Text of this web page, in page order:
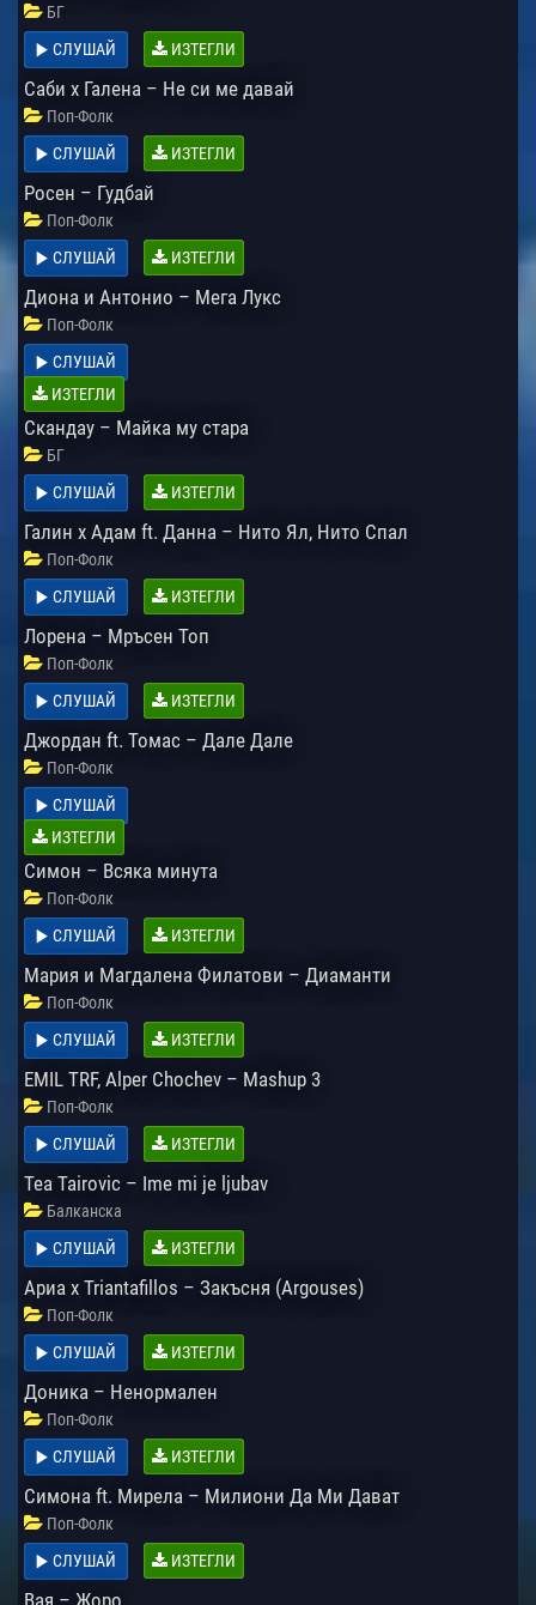
БГ
СЛУШАЙ
ИЗТЕГЛИ
Саби х Галена – Не си ме давай
Поп-Фолк
СЛУШАЙ
ИЗТЕГЛИ
Росен – Гудбай
Поп-Фолк
СЛУШАЙ
ИЗТЕГЛИ
Диона и Антонио – Мега Лукс
Поп-Фолк
СЛУШАЙ
ИЗТЕГЛИ
Скандау – Майка му стара
БГ
СЛУШАЙ
ИЗТЕГЛИ
Галин x Адам ft. Данна – Нито Ял, Нито Спал
Поп-Фолк
СЛУШАЙ
ИЗТЕГЛИ
Лорена – Мръсен Топ
Поп-Фолк
СЛУШАЙ
ИЗТЕГЛИ
Джордан ft. Томас – Дале Дале
Поп-Фолк
СЛУШАЙ
ИЗТЕГЛИ
Симон – Всяка минута
Поп-Фолк
СЛУШАЙ
ИЗТЕГЛИ
Мария и Магдалена Филатови – Диаманти
Поп-Фолк
СЛУШАЙ
ИЗТЕГЛИ
EMIL TRF, Alper Chochev – Mashup 3
Поп-Фолк
СЛУШАЙ
ИЗТЕГЛИ
Tea Tairovic – Ime mi je ljubav
Балканска
СЛУШАЙ
ИЗТЕГЛИ
Ариа x Triantafillos – Закъсня (Argouses)
Поп-Фолк
СЛУШАЙ
ИЗТЕГЛИ
Доника – Ненормален
Поп-Фолк
СЛУШАЙ
ИЗТЕГЛИ
Симона ft. Мирела – Милиони Да Ми Дават
Поп-Фолк
СЛУШАЙ
ИЗТЕГЛИ
Вая – Жоро